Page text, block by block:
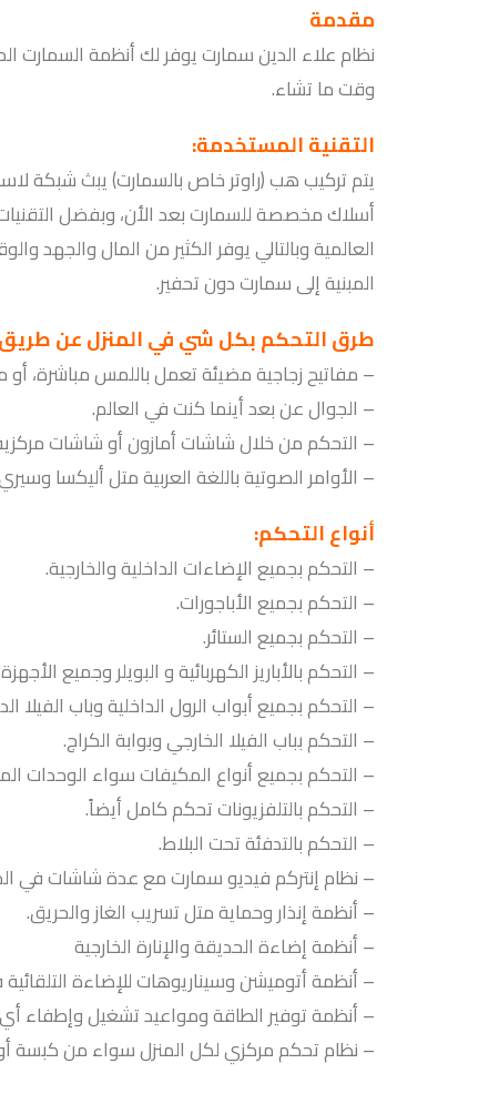
مقدمة
نظام علاء الدين سمارت يوفر لك أنظمة السمارت
وقت ما تشاء.
التقنية المستخدمة:
يتم تركيب هب (راوتر خاصبالسمارت) يبث شبكة
أسلاك مخصصة للسمارت بعد الأن، وبفضل التقنيات
العالمية وبالتالي يوفر الكثير من المال والجهد
المبنية إلى سمارت دون تحفير.
طرق التحكم بكل شي في المنزل عن طريق
– مفاتيح زجاجية مضيئة تعمل باللمس مباشرة، أو
– الجوال عن بعد أينما كنت في العالم.
– التحكم من خلال شاشات أمازون أو شاشات
– الأوامر الصوتية باللغة العربية متل أليكسا
أنواع التحكم:
– التحكم بجميع الإضاءات الداخلية والخارجية.
– التحكم بجميع الأباجورات.
– التحكم بجميع الستائر.
– التحكم بالأباريز الكهربائية و البويلر وجميع
– التحكم بجميع أبواب الرول الداخلية وباب الفيلا
– التحكم بباب الفيلا الخارجي وبوابة الكراج.
– التحكم بجميع أنواع المكيفات سواء الوحدات
– التحكم بالتلفزيونات تحكم كامل أيضاً.
– التحكم بالتدفئة تحت البلاط.
– نظام إنتركم فيديو سمارت مع عدة شاشات في
– أنظمة إنذار وحماية متل تسريب الغاز والحريق.
– أنظمة إضاءة الحديقة والإنارة الخارجية
– أنظمة أتوميشن وسيناريوهات للإضاءة
– أنظمة توفير الطاقة ومواعيد تشغيل وإطفاء
– نظام تحكم مركزي لكل المنزل سواء من كبسة